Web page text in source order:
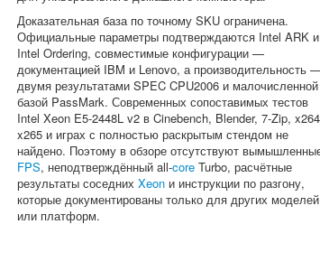
Доказательная база по точному SKU ограничена.
Официальные параметры подтверждаются Intel ARK и
Intel Ordering, совместимые конфигурации —
документацией IBM и Lenovo, а производительность
двумя результатами SPEC CPU2006 и малочисленной
базой PassMark. Современных сопоставимых тестов
Intel Xeon E5-2448L v2 в Cinebench, Blender, 7-Zip,
x265 и играх с полностью раскрытым стендом не
найдено. Поэтому в обзоре отсутствуют
FPS, неподтверждённый all-core Turbo, расчётные
результаты соседнихXeon и инструкции по разгону,
которые документированы только для других моделей
или платформ.